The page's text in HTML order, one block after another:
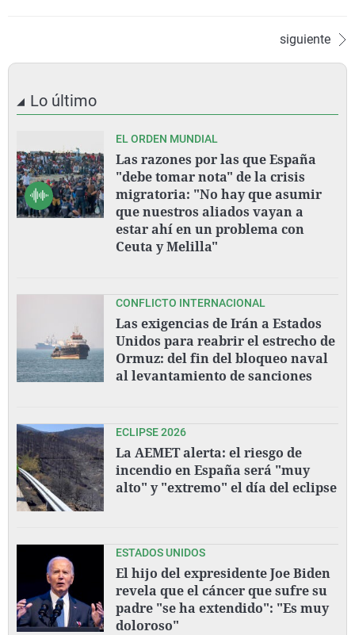
siguiente
Lo último
EL ORDEN MUNDIAL
Las razones por las que España
"debe tomar nota" de la crisis
migratoria: "No hay que asumir
que nuestros aliados vayan a
estar ahí en un problema con
Ceuta y Melilla"
CONFLICTO INTERNACIONAL
Las exigencias de Irán a Estados
Unidos para reabrir el estrecho de
Ormuz: del fin del bloqueo naval
al levantamiento de sanciones
ECLIPSE 2026
La AEMET alerta: el riesgo de
incendio en España será "muy
alto" y "extremo" el día del eclipse
ESTADOS UNIDOS
El hijo del expresidente Joe Biden
revela que el cáncer que sufre su
padre "se ha extendido": "Es muy
doloroso"